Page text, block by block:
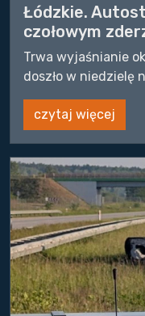
Łódzkie.
czołowym
Trwa wyjaśnianie
doszło w niedzielę
czytaj więcej